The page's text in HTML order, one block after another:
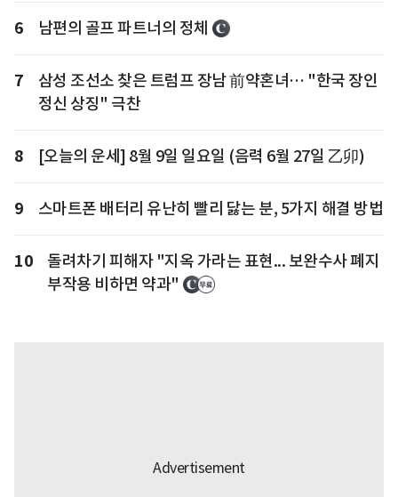
6 남편의 골프 파트너의 정체
7
삼성 조선소 찾은 트럼프 장남 前약혼녀… "한국 장인
정신 상징" 극찬
8 [오늘의 운세] 8월 9일 일요일 (음력 6월 27일 乙卯)
9 스마트폰 배터리 유난히 빨리 닳는 분, 5가지 해결 방법
10
돌려차기 피해자 "지옥 가라는 표현... 보완수사 폐지
부작용 비하면 약과"